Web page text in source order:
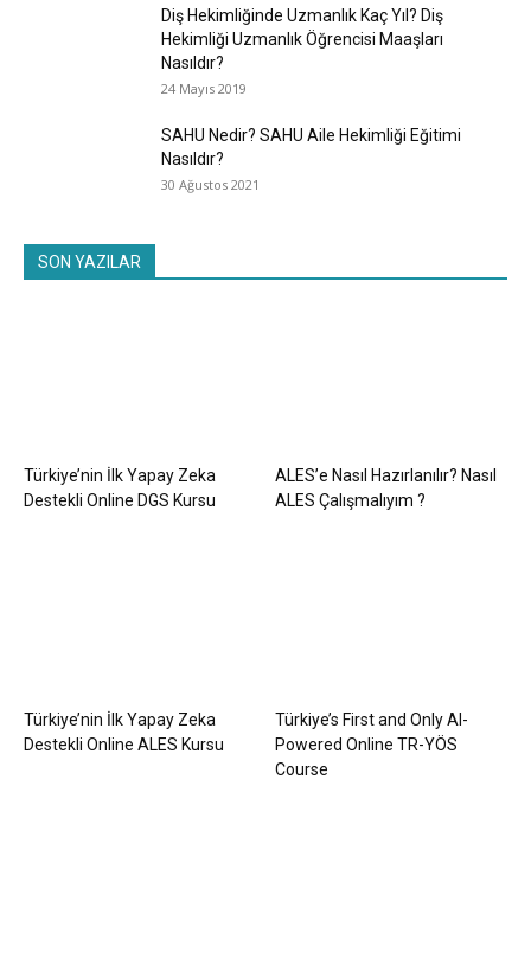
Diş Hekimliğinde Uzmanlık Kaç Yıl? Diş
Hekimliği Uzmanlık Öğrencisi Maaşları
Nasıldır?
24 Mayıs 2019
SAHU Nedir? SAHU Aile Hekimliği Eğitimi
Nasıldır?
30 Ağustos 2021
SON YAZILAR
Türkiye’nin İlk Yapay Zeka
Destekli Online DGS Kursu
ALES’e Nasıl Hazırlanılır? Nasıl
ALES Çalışmalıyım ?
Türkiye’nin İlk Yapay Zeka
Destekli Online ALES Kursu
Türkiye’s First and Only AI-
Powered Online TR-YÖS
Course